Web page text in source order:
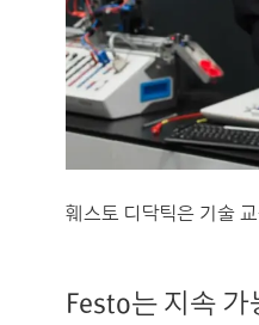
훼스토 디닥틱은 기술
Festo는 지속